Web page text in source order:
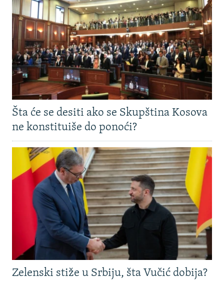
MOJA EVROPA
TRI DECENIJE OD RATA U BIH
SVE KARTE DEJTONA
NASTANAK I RASPAD JUGOSLAVIJE
Šta će se desiti ako se Skupština Kosova
ne konstituiše do ponoći?
Zelenski stiže u Srbiju, šta Vučić dobija?